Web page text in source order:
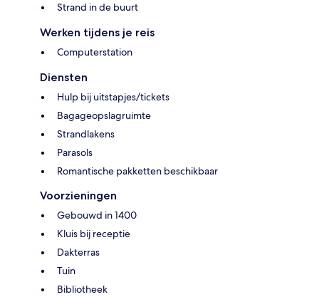
Strand in de buurt
Werken tijdens je reis
Computerstation
Diensten
Hulp bij uitstapjes/tickets
Bagageopslagruimte
Strandlakens
Parasols
Romantische pakketten beschikbaar
Voorzieningen
Gebouwd in 1400
Kluis bij receptie
Dakterras
Tuin
Bibliotheek